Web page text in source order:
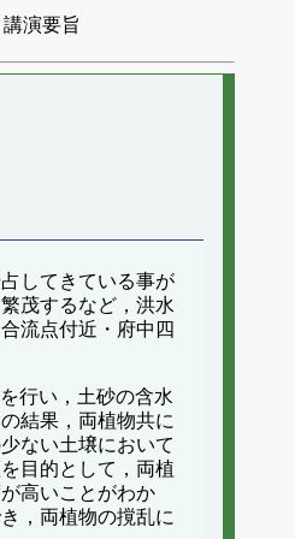
演要旨
してきている事が
茂するなど，洪水
流点付近・府中四
行い，土砂の含水
結果，両植物共に
ない土壌において
目的として，両植
高いことがわか
，両植物の撹乱に